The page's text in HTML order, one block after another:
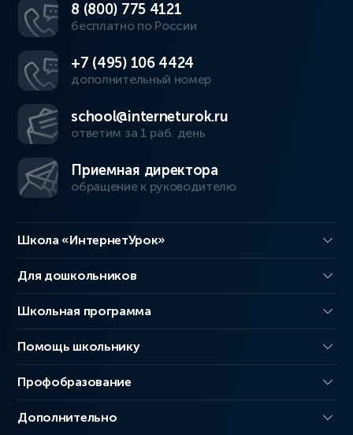
8 (800) 775 4121
бесплатно по России
+7 (495) 106 4424
дополнительный номер
school@interneturok.ru
ответим за 1 раб. день
Приемная директора
обращение к руководителю
Школа «ИнтернетУрок»
Для дошкольников
Школьная программа
Помощь школьнику
Профобразование
Дополнительно